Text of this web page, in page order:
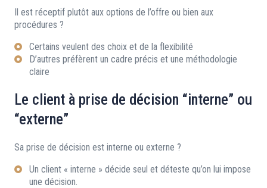
Il est réceptif plutôt aux options de l’offre ou bien aux
procédures ?
Certains veulent des choix et de la flexibilité
D’autres préfèrent un cadre précis et une méthodologie
claire
Le client à prise de décision “interne” ou
“externe”
Sa prise de décision est interne ou externe ?
Un client « interne » décide seul et déteste qu’on lui impose
une décision.